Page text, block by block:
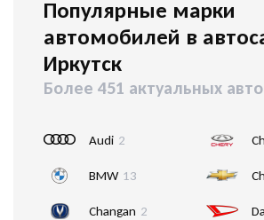
Популярные марки
автомобилей в
Иркутск
Более 451 актуальных авто
Audi 2
BMW 13
Changan 2